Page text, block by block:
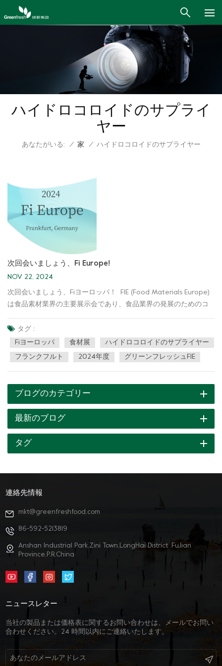
ハイドロコロイドのサプライ
ヤー
あなたがいる: / 家 / ハイドロコロイドのサプライヤー
次回会いましょう、Fi Europe!
NOV 22, 2024
次回会いましょう、Fiヨーロッパ！ FIE (Food Materials Europe)
は食品素材業界の主要展示会であり、食品業界の発展のためのコ
た、世界中のサプライヤーと購入者が集まります。一方、多くの
出展者が最新の製品や技術トレンドを展示しています。 お客様の
ご来場とご支援に心より感謝申し上げます。ご質問やご要望がご
ざいましたら、お気軽にお問い合わせください。 Green Fresh グ
より良い未来を創造できることを楽しみにしています。
タグ :
Fiヨーロッパ 食材展 ハイドロコロイドのサプライヤー
フランクフルト 2024年度 グリーンフレッシュFIE
ブログのカテゴリー
最新のブログ
タグ
連絡先情報
mkt@greenfreshfood.com
86-592-5213819
Anshan Industrial Park,Zini Town,LongHai District ,FuJian
Province,P.R.China
ニュースレター
当社の製品または価格表に関するお問い合わせは、メールでお問い
合わせください。24 時間以内にご連絡いたします。